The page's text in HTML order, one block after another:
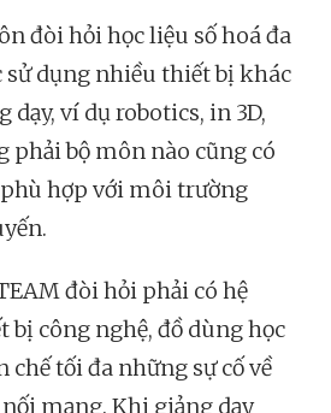
đòi hỏi học liệu số hoá đa
sử dụng nhiều thiết bị khác
dạy, ví dụ robotics, in 3D,
phải bộ môn nào cũng có
hợp với môi trường
đòi hỏi phải có hệ
công nghệ, đồ dùng học
chế tối đa những sự cố về
mạng. Khi giảng dạy